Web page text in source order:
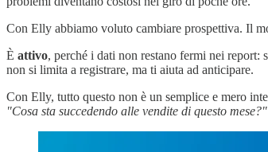
Con Elly abbiamo voluto cambiare prospettiva. Il
È attivo, perché i dati non restano fermi nei report:
non si limita a registrare, ma ti aiuta ad anticipare.
Con Elly, tutto questo non è un semplice e mero
"Cosa sta succedendo alle vendite di questo mese?"